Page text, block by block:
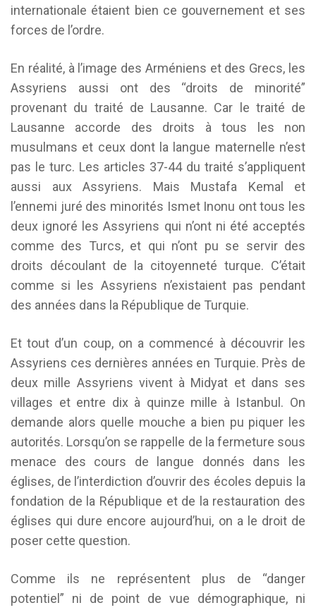
internationale étaient bien ce gouvernement et ses
forces de l’ordre.
En réalité, à l’image des Arméniens et des Grecs, les
Assyriens aussi ont des “droits de minorité”
provenant du traité de Lausanne. Car le traité de
Lausanne accorde des droits à tous les non
musulmans et ceux dont la langue maternelle n’est
pas le turc. Les articles 37-44 du traité s’appliquent
aussi aux Assyriens. Mais Mustafa Kemal et
l’ennemi juré des minorités Ismet Inonu ont tous les
deux ignoré les Assyriens qui n’ont ni été acceptés
comme des Turcs, et qui n’ont pu se servir des
droits découlant de la citoyenneté turque. C’était
comme si les Assyriens n’existaient pas pendant
des années dans la République de Turquie.
Et tout d’un coup, on a commencé à découvrir les
Assyriens ces dernières années en Turquie. Près de
deux mille Assyriens vivent à Midyat et dans ses
villages et entre dix à quinze mille à Istanbul. On
demande alors quelle mouche a bien pu piquer les
autorités. Lorsqu’on se rappelle de la fermeture sous
menace des cours de langue donnés dans les
églises, de l’interdiction d’ouvrir des écoles depuis la
fondation de la République et de la restauration des
églises qui dure encore aujourd’hui, on a le droit de
poser cette question.
Comme ils ne représentent plus de “danger
potentiel” ni de point de vue démographique, ni